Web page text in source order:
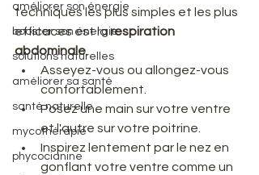
améliorer son énergie
booster son énergie
solutions naturelles
améliorer sa santé
santé naturelle
mycothérapie
phycocianine
techniques les plus simples et les plus
efficaces est la respiration
abdominale
Asseyez-vous ou allongez-vous
confortablement.
Posez une main sur votre ventre
et l'autre sur votre poitrine.
Inspirez lentement par le nez en
gonflant votre ventre comme un